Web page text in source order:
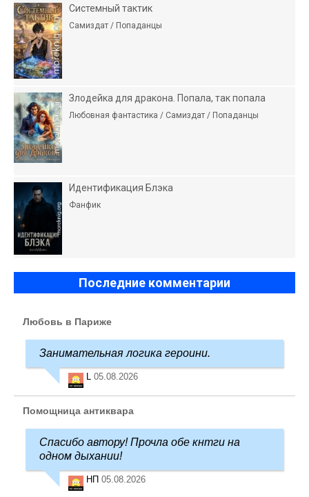
Системный тактик
Самиздат / Попаданцы
Злодейка для дракона. Попала, так попала
Любовная фантастика / Самиздат / Попаданцы
Идентификация Блэка
Фанфик
Последние комментарии
Любовь в Париже
Занимательная логика героини.
05.08.2026
Помощница антиквара
Спасибо автору! Прочла обе кнтги на
одном дыхании!
НП 05.08.2026